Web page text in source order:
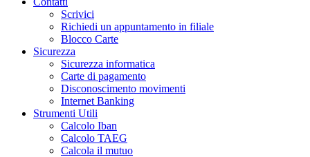
Scrivici
Richiedi un appuntamento in filiale
Blocco Carte
Sicurezza
Sicurezza informatica
Carte di pagamento
Disconoscimento movimenti
Internet Banking
Strumenti Utili
Calcolo Iban
Calcolo TAEG
Calcola il mutuo